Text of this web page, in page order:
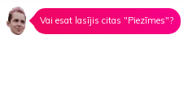
Vai esat lasījis citas "Piezīmes"?